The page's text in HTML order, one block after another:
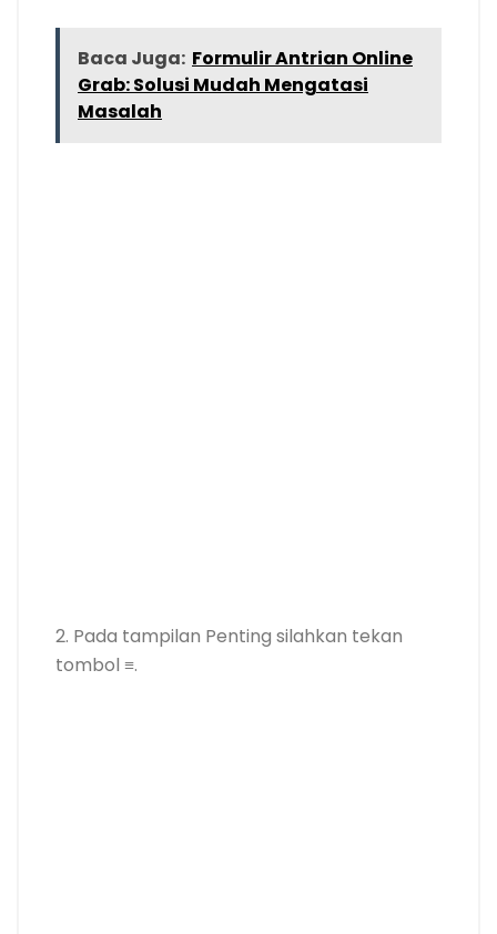
Baca Juga: Formulir Antrian Online
Grab: Solusi Mudah Mengatasi
Masalah
2. Pada tampilan Penting silahkan tekan
tombol ≡.